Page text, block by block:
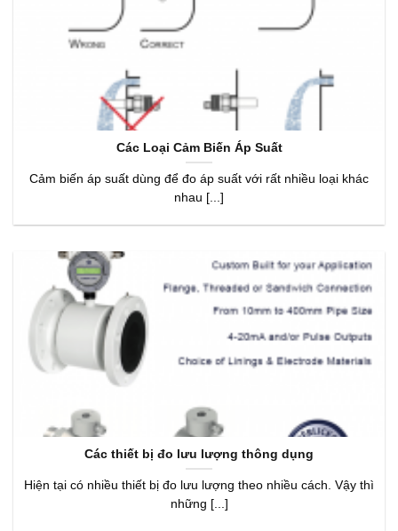
Các Loại Cảm Biến Áp Suất
Cảm biến áp suất dùng để đo áp suất với rất nhiều loại khác
nhau [...]
Các thiết bị đo lưu lượng thông dụng
Hiện tại có nhiều thiết bị đo lưu lượng theo nhiều cách. Vậy thì
những [...]